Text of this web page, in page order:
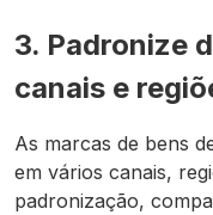
3. Padronize
canais e
As marcas de bens
em vários canais,
padronização,